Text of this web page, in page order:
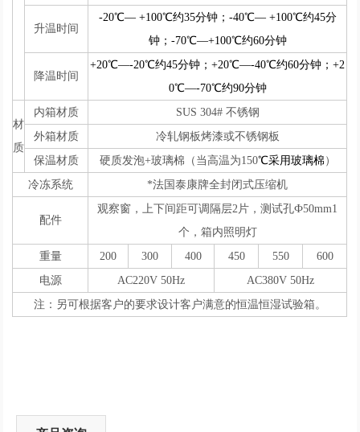
升温时间
-20℃— +100℃约35分钟；-40℃— +100℃约45分
钟；-70℃—+100℃约60分钟
降温时间
+20℃—-20℃约45分钟；+20℃—-40℃约60分钟；+2
0℃—-70℃约90分钟
材
质
内箱材质
SUS 304# 不锈钢
外箱材质
冷轧钢板烤漆或不锈钢板
保温材质
硬质发泡+玻璃棉（当高温为150℃采用玻璃棉 ）
冷冻系统
*法国泰康牌全封闭式压缩机
配件
观察窗，上下间距可调隔层2片，测试孔Ф50mm1
个，箱内照明灯
重量
200 300 400 450 550
600
电源
AC220V 50Hz
AC380V 50Hz
注：另可根据客户的要求设计客户满意的恒温恒湿试验箱。